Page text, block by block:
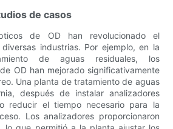
de casos
de OD han revolucionado el
industrias. Por ejemplo, en la
de aguas residuales, los
OD han mejorado significativamente
Una planta de tratamiento de aguas
después de instalar analizadores
reducir el tiempo necesario para la
Los analizadores proporcionaron